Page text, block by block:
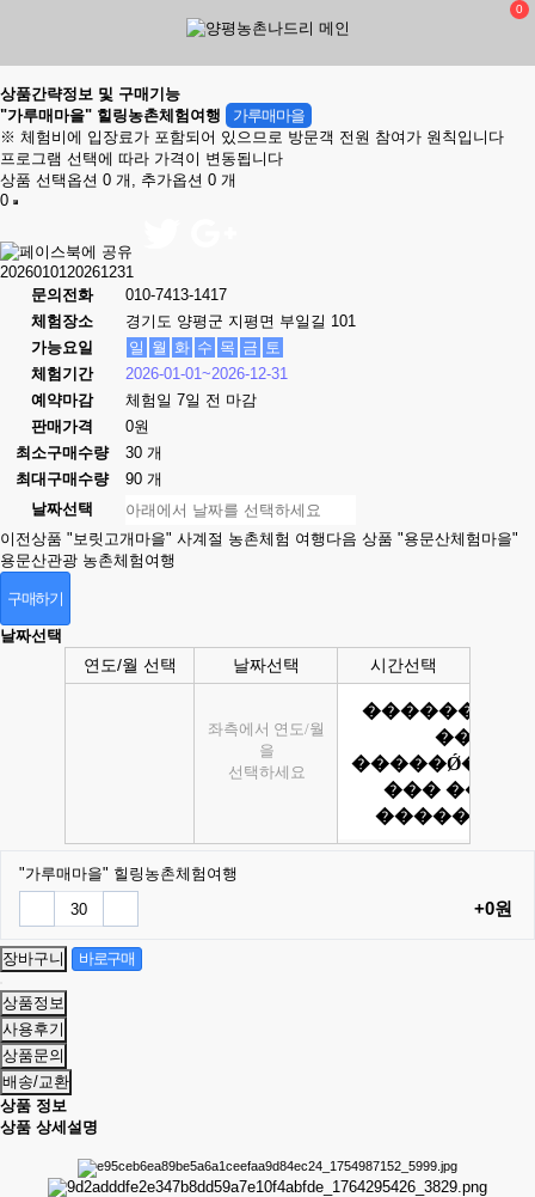
0
상품간략정보 및 구매기능
"가루매마을" 힐링농촌체험여행
가루매마을
※ 체험비에 입장료가 포함되어 있으므로 방문객 전원 참여가 원칙입니다
프로그램 선택에 따라 가격이 변동됩니다
상품 선택옵션 0 개, 추가옵션 0 개
0
2026010120261231
문의전화
010-7413-1417
체험장소
경기도 양평군 지평면 부일길 101
가능요일
일 월 화 수 목 금 토
체험기간
2026-01-01~2026-12-31
예약마감
체험일 7일 전 마감
판매가격
0원
최소구매수량
30 개
최대구매수량
90 개
날짜선택
이전상품 "보릿고개마을" 사계절 농촌체험 여행다음 상품 "용문산체험마을"
용문산관광 농촌체험여행
구매하기
날짜선택
연도/월 선택 날짜선택 시간선택
"가루매마을" 힐링농촌체험여행
+0원
상품정보
사용후기
상품문의
배송/교환
상품 정보
상품 상세설명